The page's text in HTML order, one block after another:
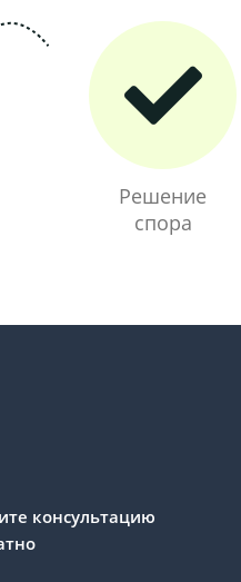
Решение
спора
консультацию